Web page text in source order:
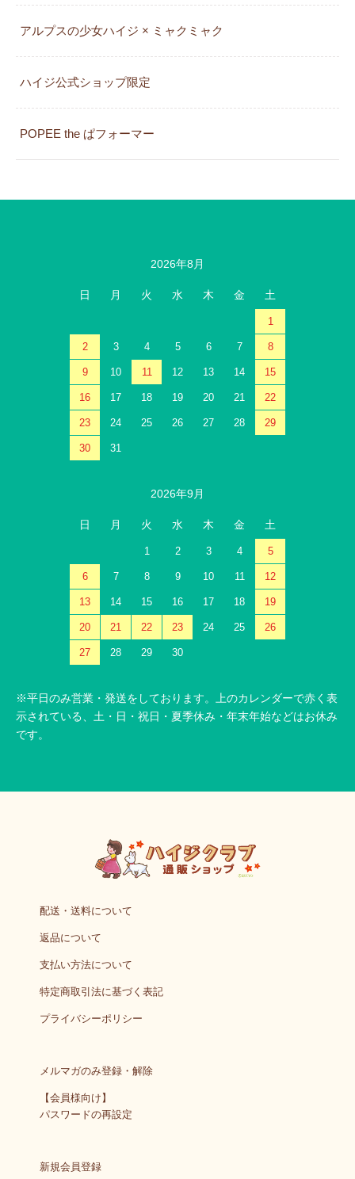
アルプスの少女ハイジ × ミャクミャク
ハイジ公式ショップ限定
POPEE the ぱフォーマー
2026年8月
日 月 火 水 木 金 土
1
2 3 4 5 6 7 8
9 10 11 12 13 14 15
16 17 18 19 20 21 22
23 24 25 26 27 28 29
30 31
2026年9月
日 月 火 水 木 金 土
1 2 3 4 5
6 7 8 9 10 11 12
13 14 15 16 17 18 19
20 21 22 23 24 25 26
27 28 29 30
※平日のみ営業・発送をしております。上のカレンダーで赤く表
示されている、土・日・祝日・夏季休み・年末年始などはお休み
です。
配送・送料について
返品について
支払い方法について
特定商取引法に基づく表記
プライバシーポリシー
メルマガのみ登録・解除
【会員様向け】
パスワードの再設定
新規会員登録